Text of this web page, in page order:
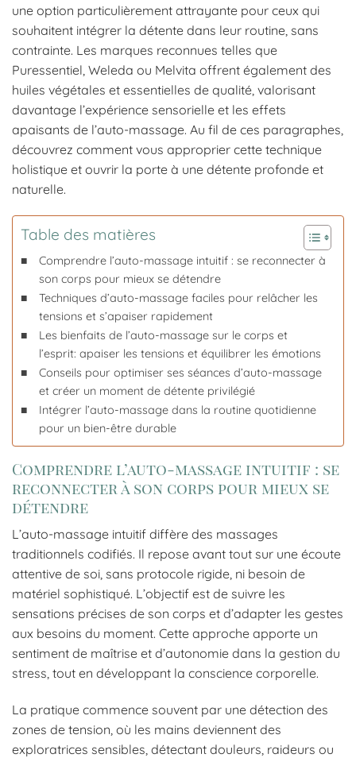
une option particulièrement attrayante pour ceux qui
souhaitent intégrer la détente dans leur routine, sans
contrainte. Les marques reconnues telles que
Puressentiel, Weleda ou Melvita offrent également des
huiles végétales et essentielles de qualité, valorisant
davantage l’expérience sensorielle et les effets
apaisants de l’auto-massage. Au fil de ces paragraphes,
découvrez comment vous approprier cette technique
holistique et ouvrir la porte à une détente profonde et
naturelle.
Table des matières
Comprendre l’auto-massage intuitif : se reconnecter à
son corps pour mieux se détendre
Techniques d’auto-massage faciles pour relâcher les
tensions et s’apaiser rapidement
Les bienfaits de l’auto-massage sur le corps et
l’esprit: apaiser les tensions et équilibrer les émotions
Conseils pour optimiser ses séances d’auto-massage
et créer un moment de détente privilégié
Intégrer l’auto-massage dans la routine quotidienne
pour un bien-être durable
Comprendre l’auto-massage intuitif : se
reconnecter à son corps pour mieux se
détendre
L’auto-massage intuitif diffère des massages
traditionnels codifiés. Il repose avant tout sur une écoute
attentive de soi, sans protocole rigide, ni besoin de
matériel sophistiqué. L’objectif est de suivre les
sensations précises de son corps et d’adapter les gestes
aux besoins du moment. Cette approche apporte un
sentiment de maîtrise et d’autonomie dans la gestion du
stress, tout en développant la conscience corporelle.
La pratique commence souvent par une détection des
zones de tension, où les mains deviennent des
exploratrices sensibles, détectant douleurs, raideurs ou